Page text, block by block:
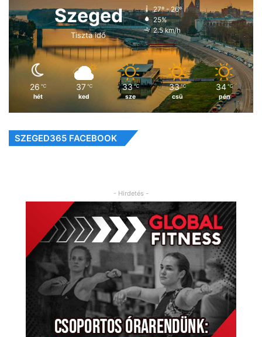
Szeged
Tiszta idő
27º - 26º
25%
2.5 km/h
26 ℃
hét
37 ℃
ked
33 ℃
sze
33 ℃
csü
34 ℃
pén
SZEGED365 FACEBOOK
- Hirdetés -